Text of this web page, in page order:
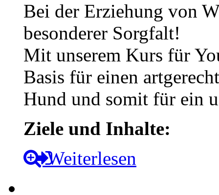
Bei der Erziehung von
besonderer Sorgfalt!
Mit unserem Kurs für
Basis für einen
Hund und somit für ein
Ziele und Inhalte:
Weiterlesen